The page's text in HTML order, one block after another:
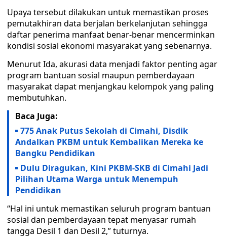
Upaya tersebut dilakukan untuk memastikan proses
pemutakhiran data berjalan berkelanjutan sehingga
daftar penerima manfaat benar-benar mencerminkan
kondisi sosial ekonomi masyarakat yang sebenarnya.
Menurut Ida, akurasi data menjadi faktor penting agar
program bantuan sosial maupun pemberdayaan
masyarakat dapat menjangkau kelompok yang paling
membutuhkan.
Baca Juga:
775 Anak Putus Sekolah di Cimahi, Disdik
Andalkan PKBM untuk Kembalikan Mereka ke
Bangku Pendidikan
Dulu Diragukan, Kini PKBM-SKB di Cimahi Jadi
Pilihan Utama Warga untuk Menempuh
Pendidikan
“Hal ini untuk memastikan seluruh program bantuan
sosial dan pemberdayaan tepat menyasar rumah
tangga Desil 1 dan Desil 2,” tuturnya.